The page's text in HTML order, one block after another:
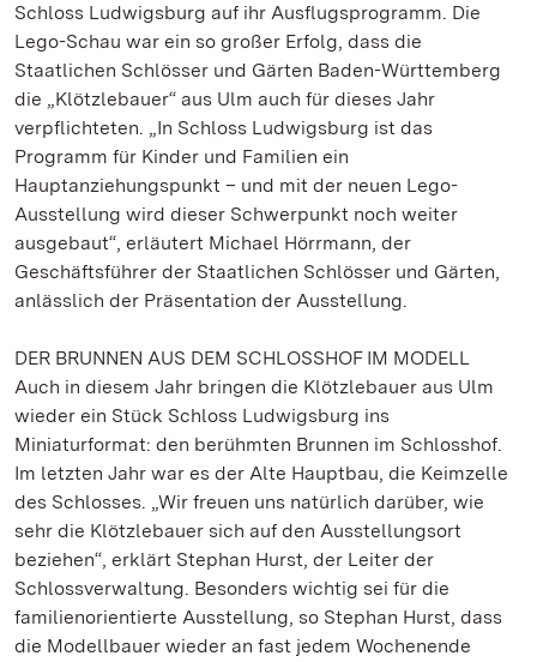
Schloss Ludwigsburg auf ihr Ausflugsprogramm. Die
Lego-Schau war ein so großer Erfolg, dass die
Staatlichen Schlösser und Gärten Baden-Württemberg
die „Klötzlebauer“ aus Ulm auch für dieses Jahr
verpflichteten. „In Schloss Ludwigsburg ist das
Programm für Kinder und Familien ein
Hauptanziehungspunkt – und mit der neuen Lego-
Ausstellung wird dieser Schwerpunkt noch weiter
ausgebaut“, erläutert Michael Hörrmann, der
Geschäftsführer der Staatlichen Schlösser und Gärten,
anlässlich der Präsentation der Ausstellung.
DER BRUNNEN AUS DEM SCHLOSSHOF IM MODELL
Auch in diesem Jahr bringen die Klötzlebauer aus Ulm
wieder ein Stück Schloss Ludwigsburg ins
Miniaturformat: den berühmten Brunnen im Schlosshof.
Im letzten Jahr war es der Alte Hauptbau, die Keimzelle
des Schlosses. „Wir freuen uns natürlich darüber, wie
sehr die Klötzlebauer sich auf den Ausstellungsort
beziehen“, erklärt Stephan Hurst, der Leiter der
Schlossverwaltung. Besonders wichtig sei für die
familienorientierte Ausstellung, so Stephan Hurst, dass
die Modellbauer wieder an fast jedem Wochenende